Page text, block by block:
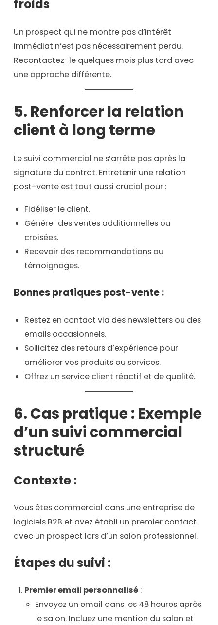
froids
Un prospect qui ne montre pas d’intérêt
immédiat n’est pas nécessairement perdu.
Recontactez-le quelques mois plus tard avec
une approche différente.
5. Renforcer la relation
client à long terme
Le suivi commercial ne s’arrête pas après la
signature du contrat. Entretenir une relation
post-vente est tout aussi crucial pour :
Fidéliser le client.
Générer des ventes additionnelles ou
croisées.
Recevoir des recommandations ou
témoignages.
Bonnes pratiques post-vente :
Restez en contact via des newsletters ou des
emails occasionnels.
Sollicitez des retours d’expérience pour
améliorer vos produits ou services.
Offrez un service client réactif et de qualité.
6. Cas pratique : Exemple
d’un suivi commercial
structuré
Contexte :
Vous êtes commercial dans une entreprise de
logiciels B2B et avez établi un premier contact
avec un prospect lors d’un salon professionnel.
Étapes du suivi :
Premier email personnalisé :
Envoyez un email dans les 48 heures après
le salon. Incluez une mention du salon et